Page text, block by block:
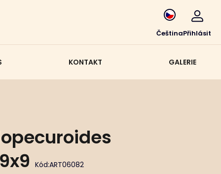
ČeštinaPřihlásit
KONTAKT GALERIE
Kód:ART06082